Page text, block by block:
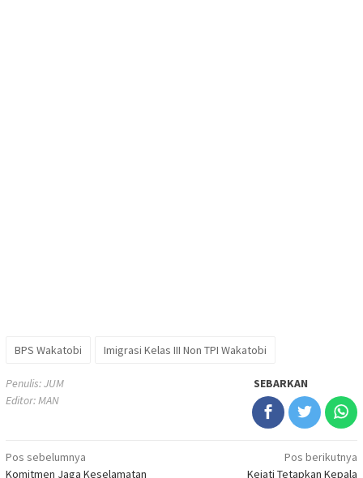
BPS Wakatobi Imigrasi Kelas III Non TPI Wakatobi
Penulis: JUM
Editor: MAN
SEBARKAN
Navigasi
Pos sebelumnya
Komitmen Jaga Keselamatan
Pos berikutnya
Kejati Tetapkan Kepala